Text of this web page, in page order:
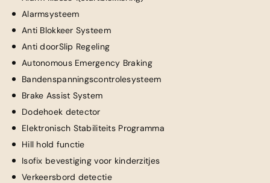
Alarmsysteem
Anti Blokkeer Systeem
Anti doorSlip Regeling
Autonomous Emergency Braking
Bandenspanningscontrolesysteem
Brake Assist System
Dodehoek detector
Elektronisch Stabiliteits Programma
Hill hold functie
Isofix bevestiging voor kinderzitjes
Verkeersbord detectie